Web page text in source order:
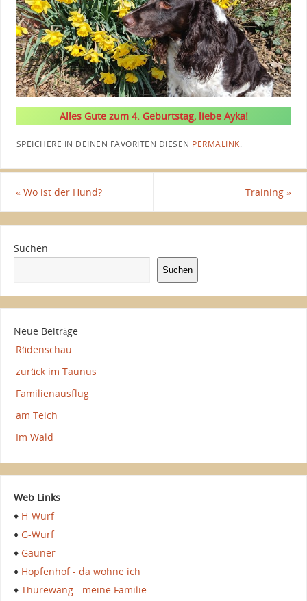
Alles Gute zum 4. Geburtstag, liebe Ayka!
SPEICHERE IN DEINEN FAVORITEN DIESEN PERMALINK.
«Wo ist der Hund? Training»
Suchen
Suchen
Neue Beiträge
Rüdenschau
zurück im Taunus
Familienausflug
am Teich
Im Wald
Web Links
♦ H-Wurf
♦ G-Wurf
♦ Gauner
♦ Hopfenhof - da wohne ich
♦ Thurewang - meine Familie